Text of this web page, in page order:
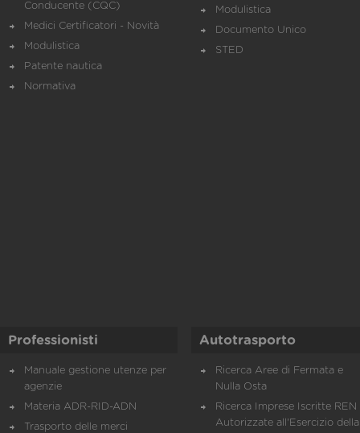
Conducente (CQC)
Medici Certificatori - Novità
Modulistica
Patente nautica
Normativa
Modulistica
Documento Unico
STED
Professionisti
Manuale gestione utenze per
agenzie
Materia ADR-RID-ADN
Trasporto delle merci
Autotrasporto
Ricerca Aree di Fermata e
Nulla Osta
Ricerca Imprese Iscritte REN
Autorizzate all'Esercizio della